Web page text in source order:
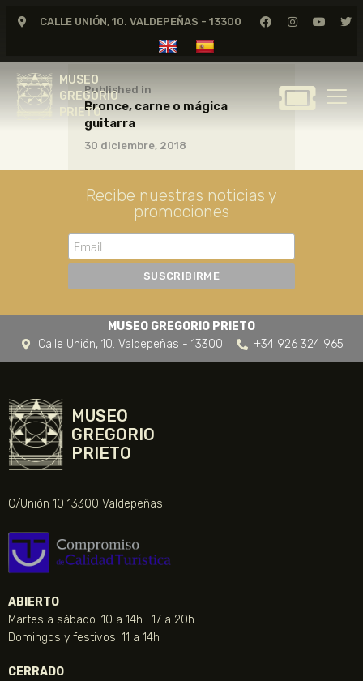
CALLE UNIÓN, 10. VALDEPEÑAS - 13300
MUSEO
GREGORIO
PRIETO
MUSEO
GREGORIO
GREGORIO PRIETO
CERTAMEN DE DIBUJO
FUNDACIÓN
TIENDA
NOTICIAS
Published in
Bronce, carne o mágica
guitarra
30 diciembre, 2018
Recibe nuestras noticias y
promociones
MUSEO GREGORIO PRIETO
Calle Unión, 10. Valdepeñas - 13300
+34 926 324 965
MUSEO
GREGORIO
PRIETO
C/Unión 10 13300 Valdepeñas
ABIERTO
Martes a sábado: 10 a 14h | 17 a 20h
Domingos y festivos: 11 a 14h
CERRADO